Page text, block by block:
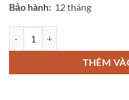
Bảo hành: 12 tháng
THÊM